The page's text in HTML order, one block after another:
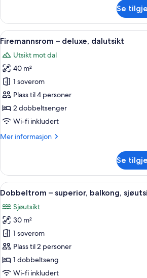
–
deluxe,
dalutsikt
Se
Åpne
alle
bildene
av
Firemannsrom
–
deluxe,
dalutsikt
4
Firemannsrom – deluxe, dalutsikt
Utsikt mot dal
40 m²
1 soverom
Plass til 4 personer
2 dobbeltsenger
Wi-fi inkludert
Mer informasjon
Mer
–
deluxe,
dalutsikt
Se
Åpne
alle
bildene
av
Dobbeltrom
–
superior,
balkong,
4
Dobbeltrom – superior, balkong,
Sjøutsikt
30 m²
1 soverom
Plass til 2 personer
1 dobbeltseng
Wi-fi inkludert